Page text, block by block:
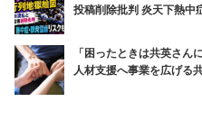
投稿削除批判 炎
「困ったときは共英さ
人材支援へ事業を広げる